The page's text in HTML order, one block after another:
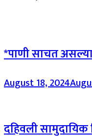
*पाणी साचत
August 18, 2024
दहिवली सामुदायिक